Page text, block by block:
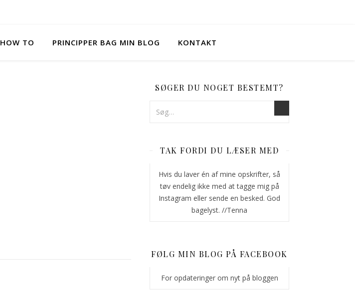
HOW TO PRINCIPPER BAG MIN BLOG KONTAKT
SØGER DU NOGET BESTEMT?
TAK FORDI DU LÆSER MED
Hvis du laver én af mine opskrifter, så
tøv endelig ikke med at tagge mig på
Instagram eller sende en besked. God
bagelyst. //Tenna
FØLG MIN BLOG PÅ FACEBOOK
For opdateringer om nyt på bloggen